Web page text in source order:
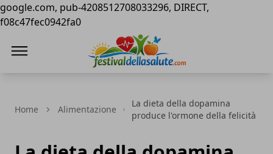
google.com, pub-4208512708033296, DIRECT,
f08c47fec0942fa0
Home Alimentazione
La dieta della dopamina
produce l'ormone della felicità